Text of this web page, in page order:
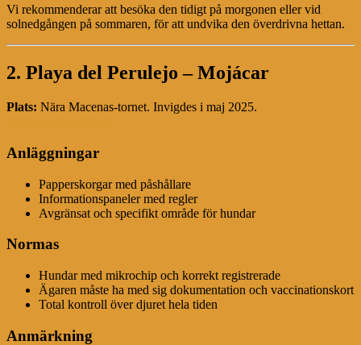
Vi rekommenderar att besöka den tidigt på morgonen eller vid
solnedgången på sommaren, för att undvika den överdrivna hettan.
2. Playa del Perulejo – Mojácar
Plats: Nära Macenas-tornet. Invigdes i maj 2025.
Anläggningar
Papperskorgar med påshållare
Informationspaneler med regler
Avgränsat och specifikt område för hundar
Normas
Hundar med mikrochip och korrekt registrerade
Ägaren måste ha med sig dokumentation och vaccinationskort
Total kontroll över djuret hela tiden
Anmärkning